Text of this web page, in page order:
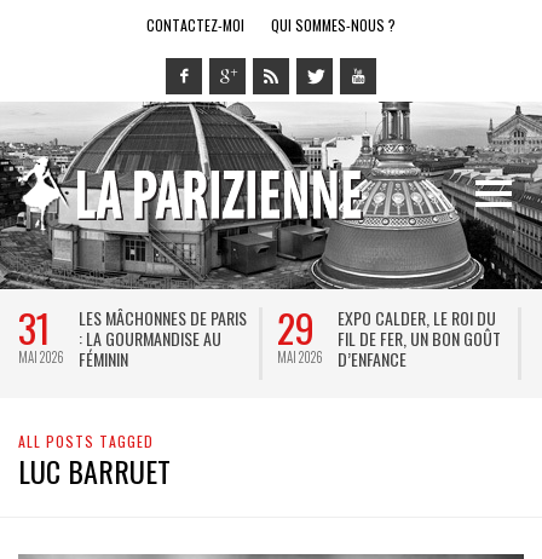
CONTACTEZ-MOI QUI SOMMES-NOUS ?
31
MAI 2026
LES MÂCHONNES DE PARIS
: LA GOURMANDISE AU
FÉMININ
29
MAI 2026
EXPO CALDER, LE ROI DU
FIL DE FER, UN BON GOÛT
D’ENFANCE
ALL POSTS TAGGED
LUC BARRUET